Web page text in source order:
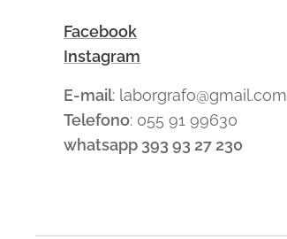
Facebook
Instagram
E-mail: laborgrafo@gmail.com
Telefono: 055 91 99630
whatsapp 393 93 27 230